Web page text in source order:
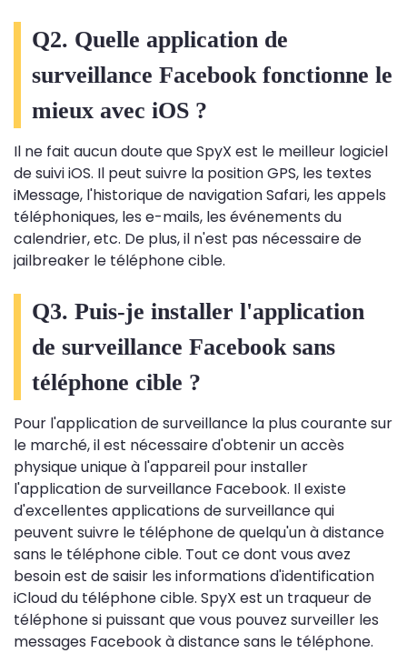
Q2. Quelle application de
surveillance Facebook fonctionne le
mieux avec iOS ?
Il ne fait aucun doute que SpyX est le meilleur logiciel
de suivi iOS. Il peut suivre la position GPS, les textes
iMessage, l'historique de navigation Safari, les appels
téléphoniques, les e-mails, les événements du
calendrier, etc. De plus, il n'est pas nécessaire de
jailbreaker le téléphone cible.
Q3. Puis-je installer l'application
de surveillance Facebook sans
téléphone cible ?
Pour l'application de surveillance la plus courante sur
le marché, il est nécessaire d'obtenir un accès
physique unique à l'appareil pour installer
l'application de surveillance Facebook. Il existe
d'excellentes applications de surveillance qui
peuvent suivre le téléphone de quelqu'un à distance
sans le téléphone cible. Tout ce dont vous avez
besoin est de saisir les informations d'identification
iCloud du téléphone cible. SpyX est un traqueur de
téléphone si puissant que vous pouvez surveiller les
messages Facebook à distance sans le téléphone.